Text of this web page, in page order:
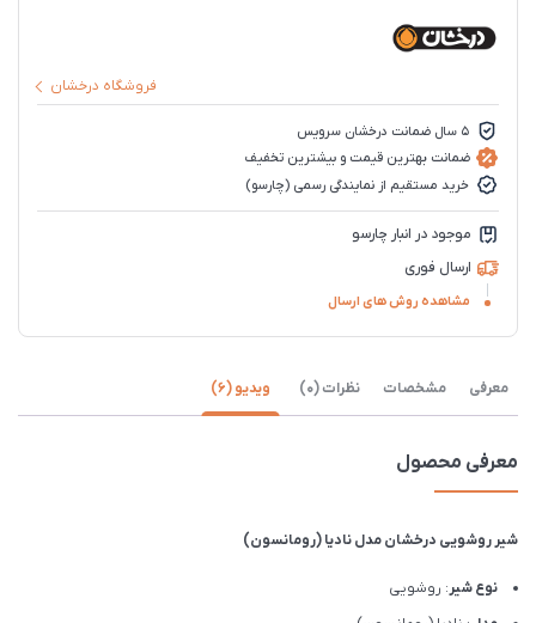
فروشگاه درخشان
5 سال ضمانت درخشان سرویس
ضمانت بهترین قیمت و بیشترین تخفیف
خرید مستقیم از نمایندگی رسمی (چارسو)
موجود در انبار چارسو
ارسال فوری
مشاهده روش های ارسال
معرفی مشخصات نظرات (0) ویدیو (6)
معرفی محصول
شیر روشویی درخشان مدل نادیا (رومانسون)
نوع شیر: روشویی